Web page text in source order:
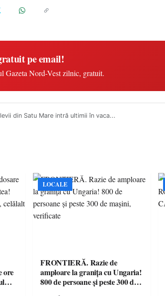
pe email!
Gazeta Nord-Vest zilnic, gratuit.
din Satu Mare intră ultimii în vaca...
ore
LOCALE
FRONTIERĂ. Razie de
amploare la granița cu Ungaria!
800 de persoane și peste 300 de